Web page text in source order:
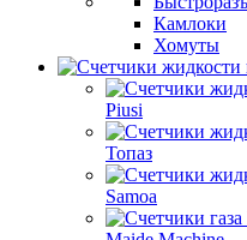
Камлоки
Хомуты
Piusi
Топаз
Samoa